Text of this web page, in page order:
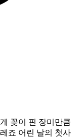
꽃이 핀 장미만큼
죠 어린 날의 첫사